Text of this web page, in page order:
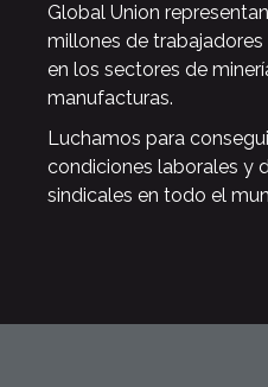
Global Union
millones de trabajadores
en los sectores de
manufacturas.
Luchamos para
condiciones laborales y
sindicales en todo el